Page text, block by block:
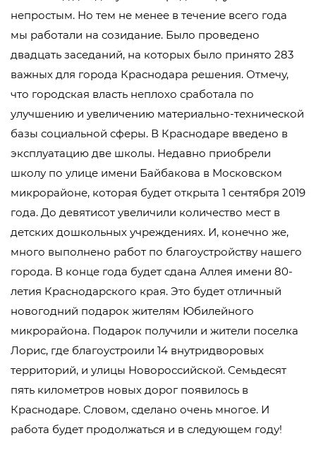
непростым. Но тем не менее в течение всего года
мы работали на созидание. Было проведено
двадцать заседаний, на которых было принято 283
важных для города Краснодара решения. Отмечу,
что городская власть неплохо сработала по
улучшению и увеличению материально-технической
базы социальной сферы. В Краснодаре введено в
эксплуатацию две школы. Недавно приобрели
школу по улице имени Байбакова в Московском
микрорайоне, которая будет открыта 1 сентября 2019
года. До девятисот увеличили количество мест в
детских дошкольных учреждениях. И, конечно же,
много выполнено работ по благоустройству нашего
города. В конце года будет сдана Аллея имени 80-
летия Краснодарского края. Это будет отличный
новогодний подарок жителям Юбилейного
микрорайона. Подарок получили и жители поселка
Лорис, где благоустроили 14 внутридворовых
территорий, и улицы Новороссийской. Семьдесят
пять километров новых дорог появилось в
Краснодаре. Словом, сделано очень многое. И
работа будет продолжаться и в следующем году!